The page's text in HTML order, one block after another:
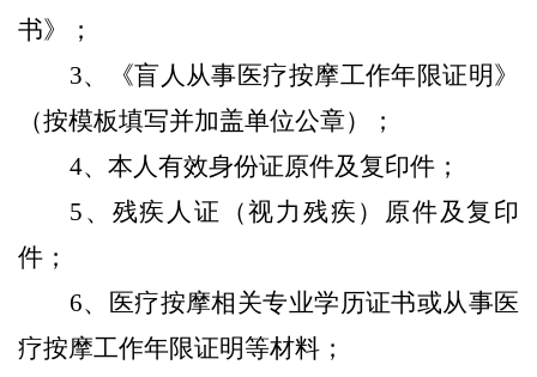
书》；
3、《盲人从事医疗按摩工作年限证明》
（按模板填写并加盖单位公章）；
4、本人有效身份证原件及复印件；
5 、残疾人证（视力残疾）原件及复印
件；
6、医疗按摩相关专业学历证书或从事医
疗按摩工作年限证明等材料；